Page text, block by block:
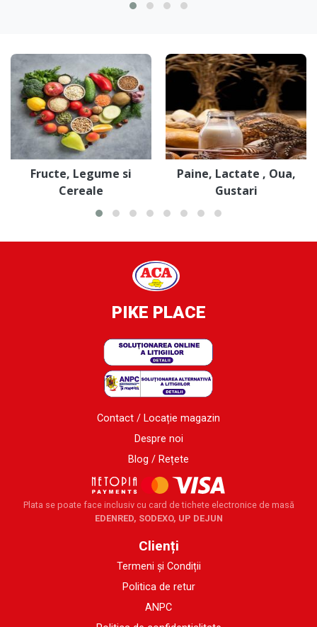
Fructe, Legume si
Cereale
Paine, Lactate , Oua,
Gustari
PIKE PLACE
Contact / Locație magazin
Despre noi
Blog / Rețete
Plata se poate face inclusiv cu card de tichete electronice de masă
EDENRED, SODEXO, UP DEJUN
Clienți
Termeni și Condiții
Politica de retur
ANPC